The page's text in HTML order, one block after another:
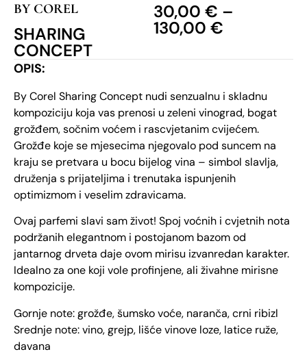
BY COREL
SHARING
CONCEPT
30,00 € –
130,00 €
OPIS:
By Corel Sharing Concept nudi senzualnu i skladnu
kompoziciju koja vas prenosi u zeleni vinograd, bogat
grožđem, sočnim voćem i rascvjetanim cvijećem.
Grožđe koje se mjesecima njegovalo pod suncem na
kraju se pretvara u bocu bijelog vina – simbol slavlja,
druženja s prijateljima i trenutaka ispunjenih
optimizmom i veselim zdravicama.
Ovaj parfemi slavi sam život! Spoj voćnih i cvjetnih nota
podržanih elegantnom i postojanom bazom od
jantarnog drveta daje ovom mirisu izvanredan karakter.
Idealno za one koji vole profinjene, ali živahne mirisne
kompozicije.
Gornje note: grožđe, šumsko voće, naranča, crni ribizl
Srednje note: vino, grejp, lišće vinove loze, latice ruže,
davana